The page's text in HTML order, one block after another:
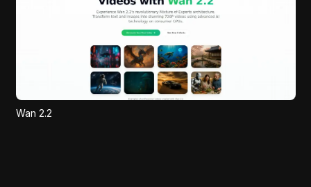
Wan 2.2